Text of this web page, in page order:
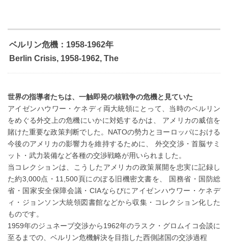
ベルリン危機：1958-1962年
Berlin Crisis, 1958-1962, The
世界の指導者たちは、一触即発の核戦争の危機と見ていた
アイゼンハウワー・ケネディ両大統領にとって、当時のベルリン
をめぐる外交上の危機にいかに対処するかは、 アメリカの威信を
賭けた重要な政策判断でした。NATOの勢力とヨーロッパにおける
今後のアメリカの影響力を維持するために、 外交交渉・首脳サミ
ット・武力装備など各種の交渉戦略が用いられました。
当コレクションは、こうしたアメリカの政策展開を忠実に記録し
た約3,000点・11,500頁にのぼる旧機密文書を、 国務省・国防総
省・国家安全保障会議・CIAならびにアイゼンハウワー・ケネデ
ィ・ジョンソン大統領図書館などから収集・コレクション化した
ものです。
1959年のジュネーブ交渉から1962年のラスク・グロムイコ会談に
至るまでの、ベルリン危機解決を目指した西側諸国の交渉過程